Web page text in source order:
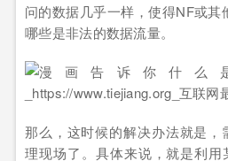
问的数据几乎一样，使得NF或
哪些是非法的数据流量。
那么，这时候的解决办法就是，
理现场了。具体来说，就是利